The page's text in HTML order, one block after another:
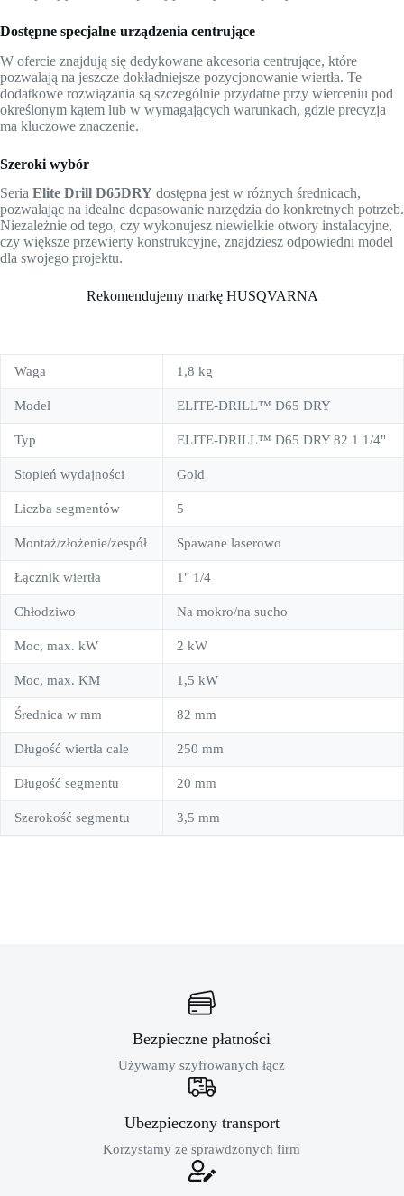
Dostępne specjalne urządzenia centrujące
W ofercie znajdują się dedykowane akcesoria centrujące, które
pozwalają na jeszcze dokładniejsze pozycjonowanie wiertła. Te
dodatkowe rozwiązania są szczególnie przydatne przy wierceniu pod
określonym kątem lub w wymagających warunkach, gdzie precyzja
ma kluczowe znaczenie.
Szeroki wybór
Seria Elite Drill D65DRY dostępna jest w różnych średnicach,
pozwalając na idealne dopasowanie narzędzia do konkretnych potrzeb.
Niezależnie od tego, czy wykonujesz niewielkie otwory instalacyjne,
czy większe przewierty konstrukcyjne, znajdziesz odpowiedni model
dla swojego projektu.
Rekomendujemy markę HUSQVARNA
Waga 1,8 kg
Model ELITE-DRILL™ D65 DRY
Typ ELITE-DRILL™ D65 DRY 82 1 1/4"
Stopień wydajności Gold
Liczba segmentów 5
Montaż/złożenie/zespół Spawane laserowo
Łącznik wiertła 1" 1/4
Chłodziwo Na mokro/na sucho
Moc, max. kW 2 kW
Moc, max. KM 1,5 kW
Średnica w mm 82 mm
Długość wiertła cale 250 mm
Długość segmentu 20 mm
Szerokość segmentu 3,5 mm
Bezpieczne płatności
Używamy szyfrowanych łącz
Ubezpieczony transport
Korzystamy ze sprawdzonych firm